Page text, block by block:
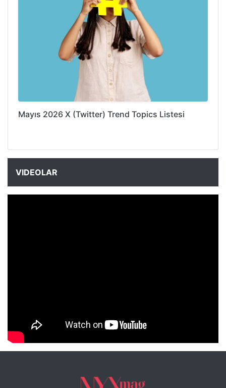
Mayıs 2026 X (Twitter) Trend Topics Listesi
VIDEOLAR
NYXmag 2. Yaş Kutlama Etkinliği